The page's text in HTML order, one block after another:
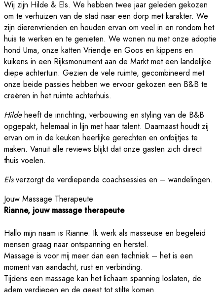
Wij zijn Hilde & Els. We hebben twee jaar geleden gekozen
om te verhuizen van de stad naar een dorp met karakter. We
zijn dierenvrienden en houden ervan om veel in en rondom het
huis te werken en te genieten. We wonen nu met onze adoptie
hond Uma, onze katten Vriendje en Goos en kippens en
kuikens in een Rijksmonument aan de Markt met een landelijke
diepe achtertuin. Gezien de vele ruimte, gecombineerd met
onze beide passies hebben we ervoor gekozen een B&B te
creëren in het ruimte achterhuis.
Hildeheeft de inrichting, verbouwing en styling van de B&B
opgepakt, helemaal in lijn met haar talent. Daarnaast houdt zij
ervan om in de keuken heerlijke gerechten en ontbijtjes te
maken. Vanuit alle reviews blijkt dat onze gasten zich direct
thuis voelen.
Elsverzorgt de verdiepende coachsessies en – wandelingen.
Jouw Massage Therapeute
Rianne, jouw massage therapeute
Hallo mijn naam is Rianne. Ik werk als masseuse en begeleid
mensen graag naar ontspanning en herstel.
Massage is voor mij meer dan een techniek – het is een
moment van aandacht, rust en verbinding.
Tijdens een massage kan het lichaam spanning loslaten, de